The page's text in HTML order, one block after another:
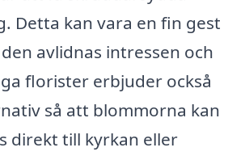
Detta kan vara en fin gest
avlidnas intressen och
florister erbjuder också
så att blommorna kan
direkt till kyrkan eller